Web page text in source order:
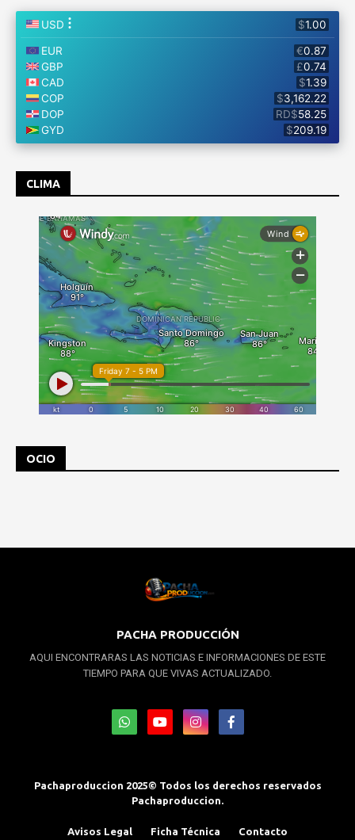
CLIMA
OCIO
PACHA PRODUCCIÓN
AQUI ENCONTRARAS LAS NOTICIAS E INFORMACIONES DE ESTE
TIEMPO PARA QUE VIVAS ACTUALIZADO.
Pachaproduccion 2025© Todos los derechos reservados
Pachaproduccion.
Avisos Legal Ficha Técnica Contacto